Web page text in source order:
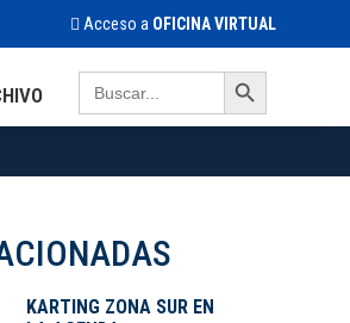
Acceso a OFICINA VIRTUAL
Search
for:
Search Button
KARTING ZONA SUR EN